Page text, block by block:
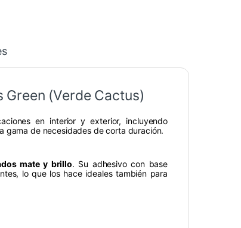
(Verde Cactus)
en interior y exterior, incluyendo
gama de necesidades de corta duración.
mate y brillo. Su adhesivo con base
lo que los hace ideales también para